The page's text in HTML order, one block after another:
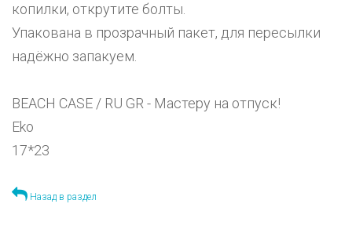
копилки, открутите болты.
Упакована в прозрачный пакет, для пересылки
надёжно запакуем.
BEACH CASE / RU GR - Мастеру на отпуск!
Eko
17*23
Назад в раздел